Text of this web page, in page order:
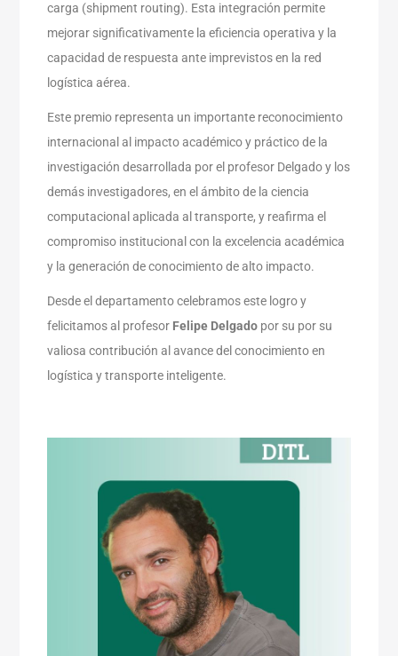
carga (shipment routing). Esta integración permite
mejorar significativamente la eficiencia operativa y la
capacidad de respuesta ante imprevistos en la red
logística aérea.
Este premio representa un importante reconocimiento
internacional al impacto académico y práctico de la
investigación desarrollada por el profesor Delgado y los
demás investigadores, en el ámbito de la ciencia
computacional aplicada al transporte, y reafirma el
compromiso institucional con la excelencia académica
y la generación de conocimiento de alto impacto.
Desde el departamento celebramos este logro y
felicitamos al profesor Felipe Delgado por su por su
valiosa contribución al avance del conocimiento en
logística y transporte inteligente.